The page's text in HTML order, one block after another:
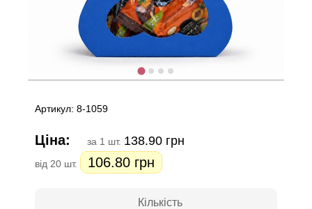
Артикул: 8-1059
Ціна: за 1 шт. 138.90 грн
від 20 шт. 106.80 грн
Кількість